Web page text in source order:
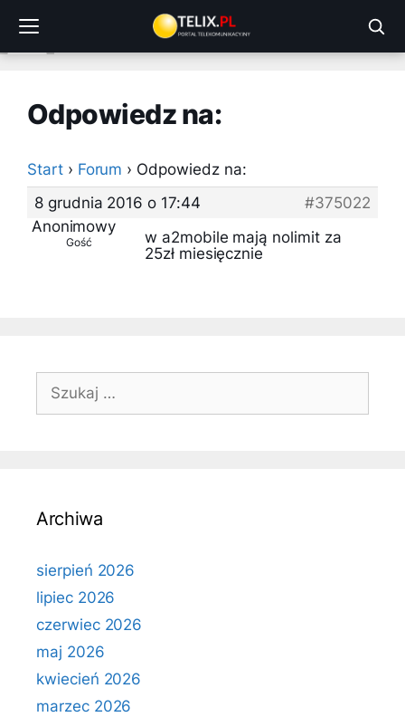
treści
Odpowiedz na:
Start › Forum › Odpowiedz na:
8 grudnia 2016 o 17:44
#375022
Anonimowy
Gość
w a2mobile mają nolimit za
25zł miesięcznie
Szukaj:
Archiwa
sierpień 2026
lipiec 2026
czerwiec 2026
maj 2026
kwiecień 2026
marzec 2026